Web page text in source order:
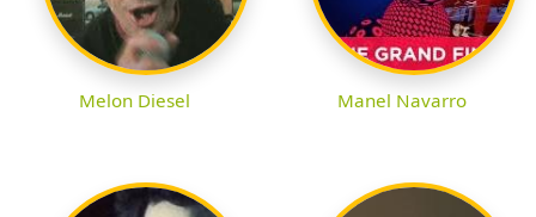
Melon Diesel Manel Navarro